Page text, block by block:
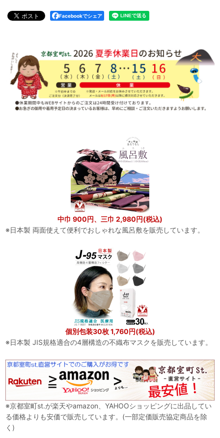
Facebookでシェア
中巾 900円、三巾 2,980円(税込)
※日本製 両面使えて便利でおしゃれな風呂敷を販売しています。
個別包装30枚 1,760円(税込)
※日本製 JIS規格適合の4層構造の不織布マスクを販売しています。
※京都室町st.が楽天やamazon、YAHOOショッピングに出品してい
る価格よりも安価で販売しています。(一部定価販売協定商品を除
く)